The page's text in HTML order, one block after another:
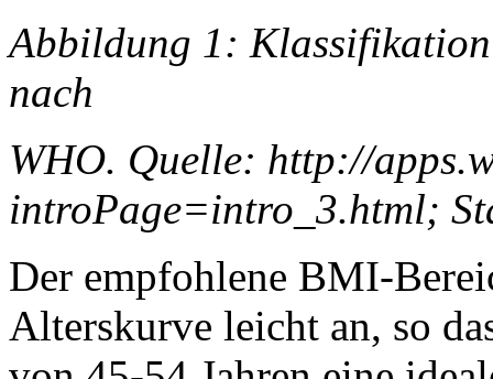
Abbildung 1:
nach
WHO. Quelle: http://
introPage=intro_3.html;
Der empfohlene BMI-
Alterskurve leicht an, so